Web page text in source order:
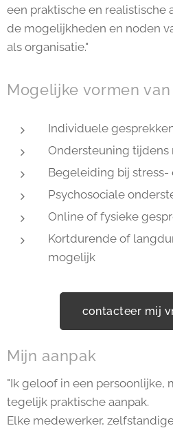
een praktische en realistische
de mogelijkheden en noden
als organisatie."
Mogelijke vormen
Individuele
Ondersteuning
Begeleiding bij
Psychosociale
Online of fysieke
Kortdurende of
mogelijk
contacteer mij
Mijn aanpak
"Ik geloof in een persoonlijke,
tegelijk praktische aanpak.
Elke medewerker,